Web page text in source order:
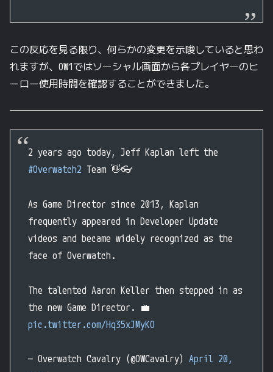
この反応を見る限り、何らかの変更を示唆していると思わ
れますが、OW1ではソーシャル画面から各プレイヤーのヒ
ーロー使用時間を確認することができました。
2 years ago today, Jeff Kaplan left the
#Overwatch2 Team 👋👓
As Game Director since 2013, Kaplan
frequently appeared in Developer Update
videos and became widely recognized as the
face of Overwatch.
The talented Aaron Keller then stepped in as
the new Game Director. 💼
pic.twitter.com/Hq35xJMyKO
— Overwatch Cavalry (@OWCavalry) April 20,